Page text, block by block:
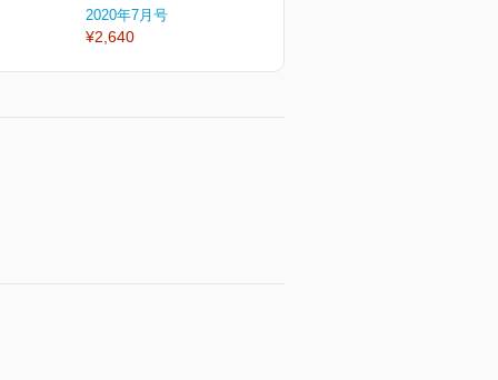
2020年7月号
¥2,640